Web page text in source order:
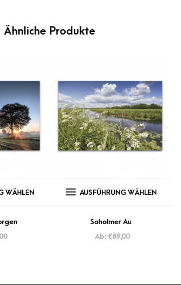
Ähnliche Produkte
WÄHLEN AUSFÜHRUNG WÄHLEN
Soholmer Au
Ab: €89,00